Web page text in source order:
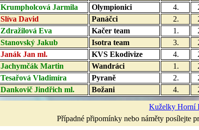
Krumpholcová Jarmila Olympionici 4.
Slíva David Panáčci 2.
Zdražilová Eva Kačer team 1.
Stanovský Jakub Isotra team 3.
Janák Jan ml. KVS Ekodivize 4.
Jachymčák Martin Wandráci 1.
Tesařová Vladimíra Pyraně 2.
Dankovič Jindřich ml. Božani 4.
Kuželky Horní
Případné připomínky nebo náměty posílejte